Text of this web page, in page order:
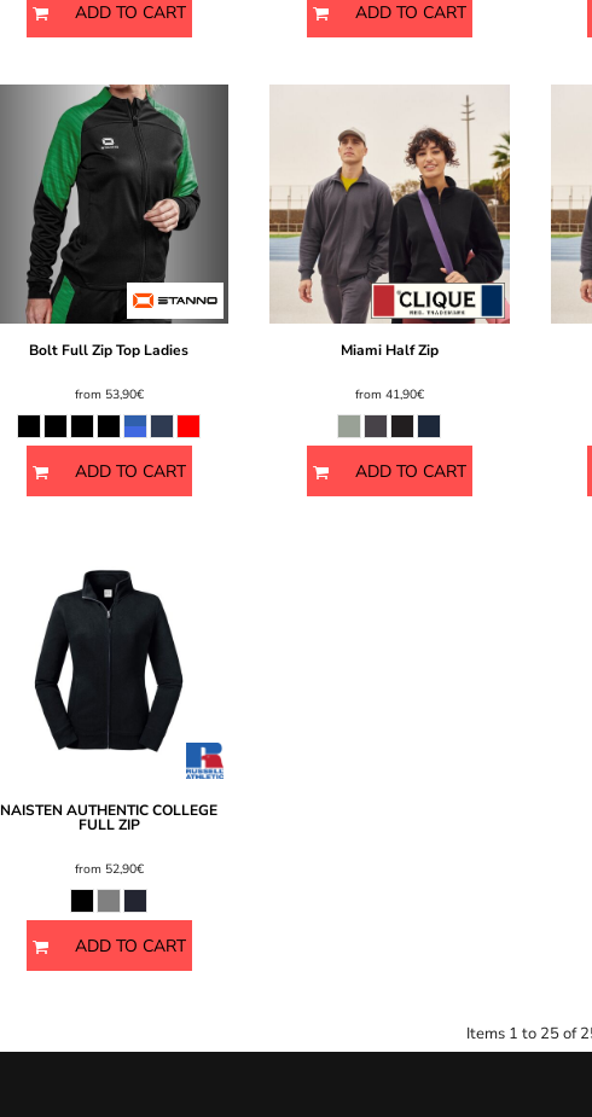
ADD TO CART ADD TO CART
Bolt Full Zip Top Ladies
from 53,90€
ADD TO CART
Miami Half Zip
from 41,90€
ADD TO CART
NAISTEN AUTHENTIC COLLEGE
FULL ZIP
from 52,90€
ADD TO CART
Items 1 to 25 of